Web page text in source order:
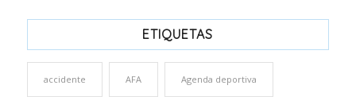
ETIQUETAS
accidente AFA Agenda deportiva